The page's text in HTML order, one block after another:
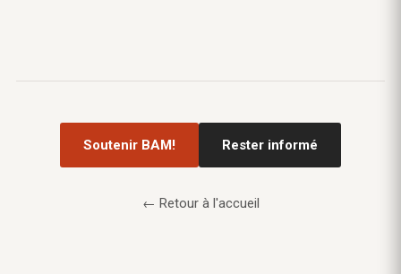
Soutenir BAM! Rester informé
← Retour à l'accueil